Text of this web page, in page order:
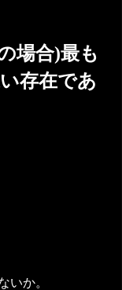
場合)最も
存在であ
いか。